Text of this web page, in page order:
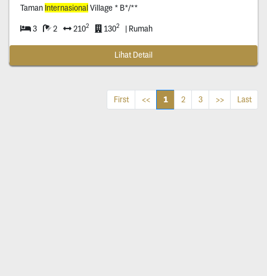
Taman InternasionalVillage * B*/**
3 2 2102 1302 | Rumah
Lihat Detail
First << 1 2 3 >> Last